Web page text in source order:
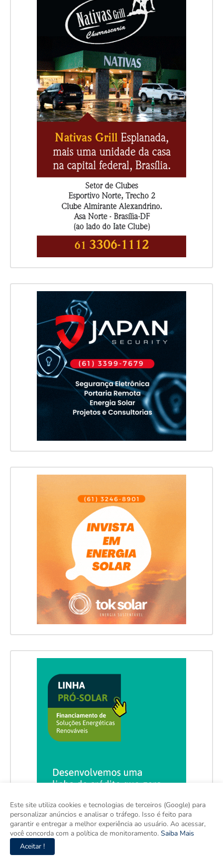
Este site utiliza cookies e tecnologias de terceiros (Google) para
personalizar anúncios e analisar o tráfego. Isso é feito para
garantir e entregar a melhor experiência ao usuário. Ao acessar,
você concorda com a política de monitoramento. Saiba Mais
Aceitar !